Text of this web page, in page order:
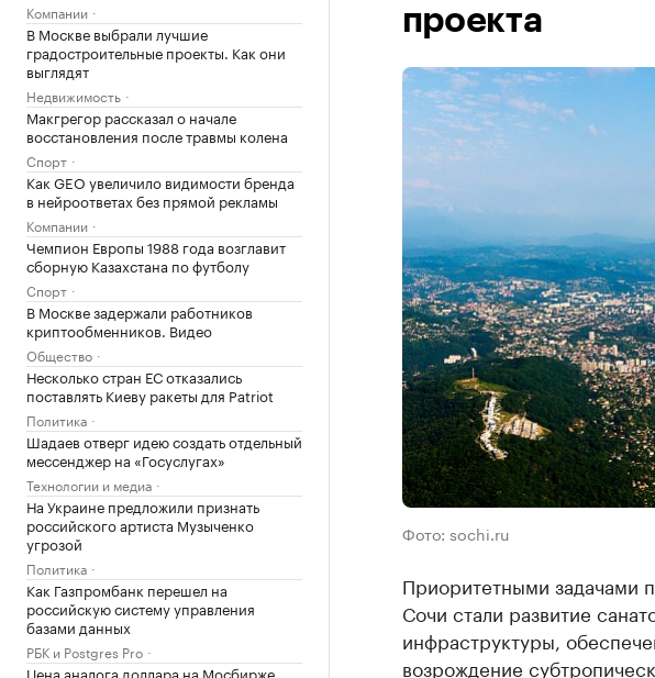
Компании
В Москве выбрали лучшие
градостроительные проекты. Как они
выглядят
Недвижимость
Макгрегор рассказал о начале
восстановления после травмы колена
Спорт
Как GEO увеличило видимости бренда
в нейроответах без прямой рекламы
Компании
Чемпион Европы 1988 года возглавит
сборную Казахстана по футболу
Спорт
В Москве задержали работников
криптообменников. Видео
Общество
Несколько стран ЕС отказались
поставлять Киеву ракеты для Patriot
Политика
Шадаев отверг идею создать отдельный
мессенджер на «Госуслугах»
Технологии и медиа
На Украине предложили признать
российского артиста Музыченко
угрозой
Политика
Как Газпромбанк перешел на
российскую систему управления
базами данных
РБК и Postgres Pro
Цена аналога доллара на Мосбирже
проекта
Фото: sochi.ru
Приоритетными задачами
Сочи стали развитие
инфраструктуры,
возрождение